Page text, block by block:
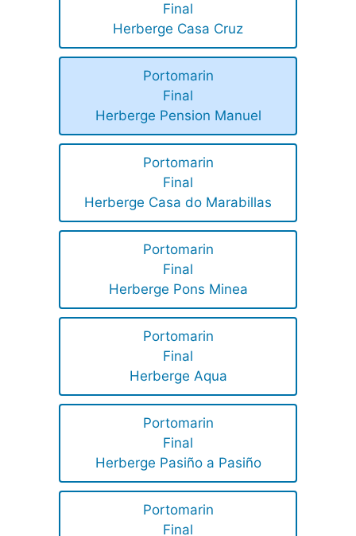
Final
Herberge Casa Cruz
Portomarin
Final
Herberge Pension Manuel
Portomarin
Final
Herberge Casa do Marabillas
Portomarin
Final
Herberge Pons Minea
Portomarin
Final
Herberge Aqua
Portomarin
Final
Herberge Pasiño a Pasiño
Portomarin
Final